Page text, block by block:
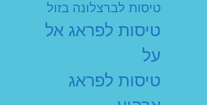
טיסות לברצלונה בזול
טיסות לפראג אל
על
טיסות לפראג